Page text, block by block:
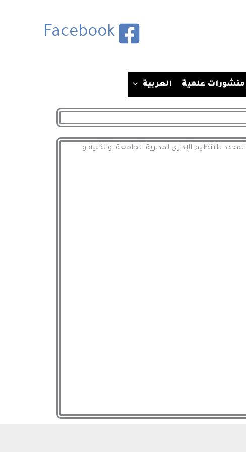
Facebook
منشورات علمية العربية
هي المحددة في المادة 24 من القرار الوزاري المشترك المؤرخ في 08 رجي عام 1425 الموافق لـ 24 غشت سنة 2004 المحدد للتنظيم الإداري لمديرية الجامعة والكلية و